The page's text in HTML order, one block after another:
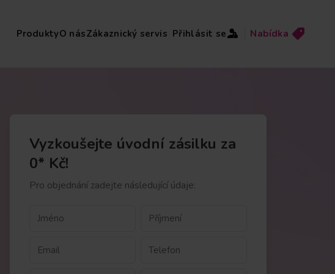
ProduktyO násZákaznický servis Přihlásit se Nabídka
Vyzkoušejte úvodní zásilku za
0* Kč!
Pro objednání zadejte následující údaje: